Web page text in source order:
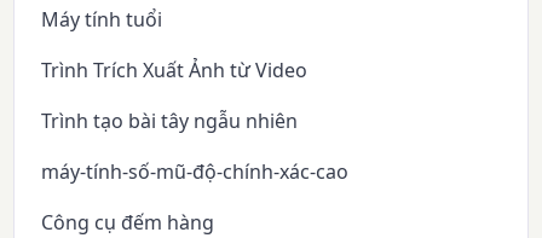
Máy tính tuổi
Trình Trích Xuất Ảnh từ Video
Trình tạo bài tây ngẫu nhiên
máy-tính-số-mũ-độ-chính-xác-cao
Công cụ đếm hàng